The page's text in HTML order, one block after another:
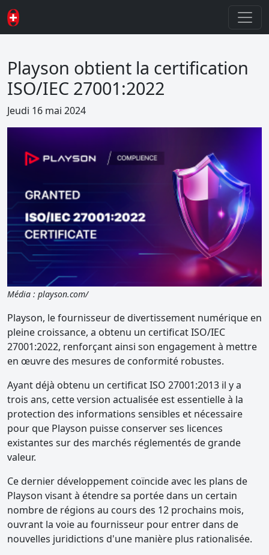
Playson obtient la certification
ISO/IEC 27001:2022
Jeudi 16 mai 2024
Média : playson.com/
Playson, le fournisseur de divertissement numérique en
pleine croissance, a obtenu un certificat ISO/IEC
27001:2022, renforçant ainsi son engagement à mettre
en œuvre des mesures de conformité robustes.
Ayant déjà obtenu un certificat ISO 27001:2013 il y a
trois ans, cette version actualisée est essentielle à la
protection des informations sensibles et nécessaire
pour que Playson puisse conserver ses licences
existantes sur des marchés réglementés de grande
valeur.
Ce dernier développement coïncide avec les plans de
Playson visant à étendre sa portée dans un certain
nombre de régions au cours des 12 prochains mois,
ouvrant la voie au fournisseur pour entrer dans de
nouvelles juridictions d'une manière plus rationalisée.